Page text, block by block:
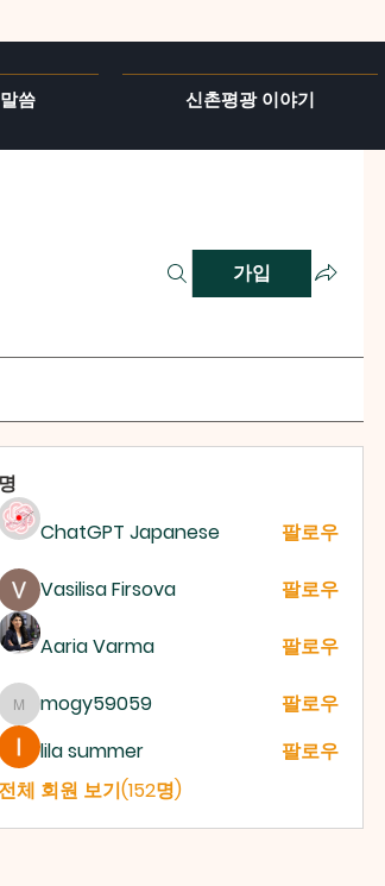
씀 신촌평광 이야기
가입
명
ChatGPT Japanese
팔로우
Vasilisa Firsova 팔로우
Aaria Varma 팔로우
mogy59059
mogy59059
팔로우
lila summer
팔로우
전체 회원 보기(152명)